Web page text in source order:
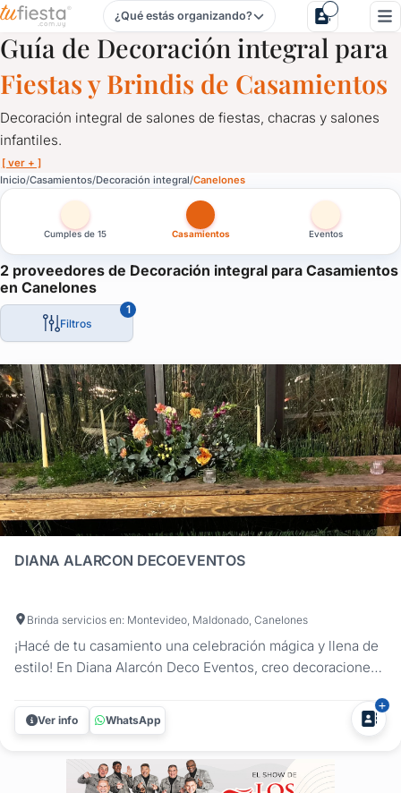
Decoración integral para Casamientos en Canelones
¿Qué estás organizando?
Guía de Decoración integral para
Fiestas y Brindis de Casamientos
Decoración integral de salones de fiestas, chacras y salones
infantiles.
[ ver + ]
Inicio Casamientos Decoración integral Canelones
Cumples de 15 Casamientos Eventos
2 proveedores de Decoración integral para Casamientos
en Canelones
Filtros
1
DIANA ALARCON DECOEVENTOS
Brinda servicios en: Montevideo, Maldonado, Canelones
¡Hacé de tu casamiento una celebración mágica y llena de
estilo! En Diana Alarcón Deco Eventos, creo decoraciones
de tu vida sea como siempre lo soñaste. Me especializo en
la ambientación integral de bodas, diseñando espacios
Ver info WhatsApp
Decoración integral para Casamientos en Canelones
Decoración integral de salones de fiestas, chacras y salones
La última tendencia en decoración: flores, globos, artesanías.
Decoración temática: de cowboys, de campo, espacial, angry
Contactate aquí con los mejores decoradores de fiestas de